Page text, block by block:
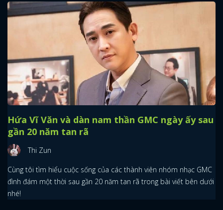
Hứa Vĩ Văn và dàn nam thần GMC ngày ấy sau
gần 20 năm tan rã
Thi Zun
Cùng tôi tìm hiểu cuộc sống của các thành viên nhóm nhạc GMC
đình đám một thời sau gần 20 năm tan rã trong bài viết bên dưới
nhé!